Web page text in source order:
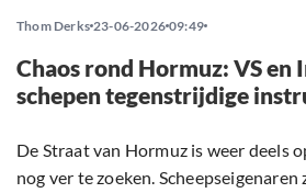
Thom Derks 23-06-2026 09:49
Chaos rond Hormuz: VS en
schepen tegenstrijdige
De Straat van Hormuz is weer deels
nog ver te zoeken. Scheepseigenaren